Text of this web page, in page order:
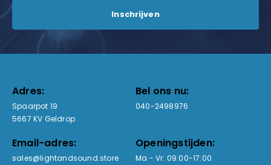
Adres:
Spaarpot 19
5667 KV Geldrop
Bel ons nu:
040-2498976
Email-adres:
sales@lightandsound.store
Openingstijden:
Ma - Vr: 09:00-17:00